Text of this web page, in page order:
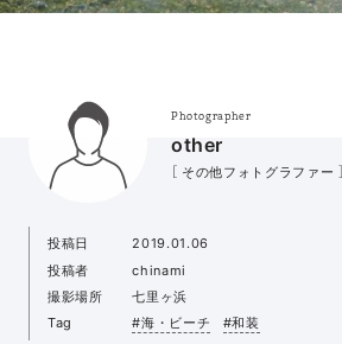
Photographer
other
［ その他フォトグラファー ］
投稿日
2019.01.06
投稿者
chinami
撮影場所
七里ヶ浜
Tag
#海・ビーチ #和装